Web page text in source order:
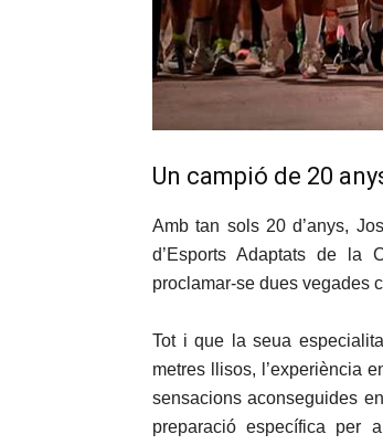
Un campió de 20
Amb tan sols 20 d’anys,
d’Esports Adaptats de la
proclamar-se dues vegades
Tot i que la seua
metres llisos, l’experiència
sensacions aconseguides
preparació específica per